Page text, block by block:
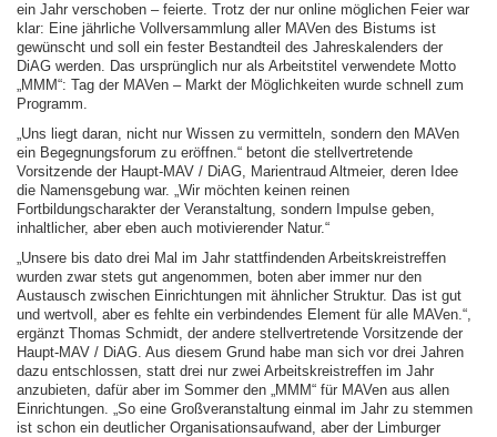
ein Jahr verschoben – feierte. Trotz der nur online möglichen Feier war
klar: Eine jährliche Vollversammlung aller MAVen des Bistums ist
gewünscht und soll ein fester Bestandteil des Jahreskalenders der
DiAG werden. Das ursprünglich nur als Arbeitstitel verwendete Motto
„MMM“: Tag der MAVen – Markt der Möglichkeiten wurde schnell zum
Programm.
„Uns liegt daran, nicht nur Wissen zu vermitteln, sondern den MAVen
ein Begegnungsforum zu eröffnen.“ betont die stellvertretende
Vorsitzende der Haupt-MAV / DiAG, Marientraud Altmeier, deren Idee
die Namensgebung war. „Wir möchten keinen reinen
Fortbildungscharakter der Veranstaltung, sondern Impulse geben,
inhaltlicher, aber eben auch motivierender Natur.“
„Unsere bis dato drei Mal im Jahr stattfindenden Arbeitskreistreffen
wurden zwar stets gut angenommen, boten aber immer nur den
Austausch zwischen Einrichtungen mit ähnlicher Struktur. Das ist gut
und wertvoll, aber es fehlte ein verbindendes Element für alle MAVen.“,
ergänzt Thomas Schmidt, der andere stellvertretende Vorsitzende der
Haupt-MAV / DiAG. Aus diesem Grund habe man sich vor drei Jahren
dazu entschlossen, statt drei nur zwei Arbeitskreistreffen im Jahr
anzubieten, dafür aber im Sommer den „MMM“ für MAVen aus allen
Einrichtungen. „So eine Großveranstaltung einmal im Jahr zu stemmen
ist schon ein deutlicher Organisationsaufwand, aber der Limburger